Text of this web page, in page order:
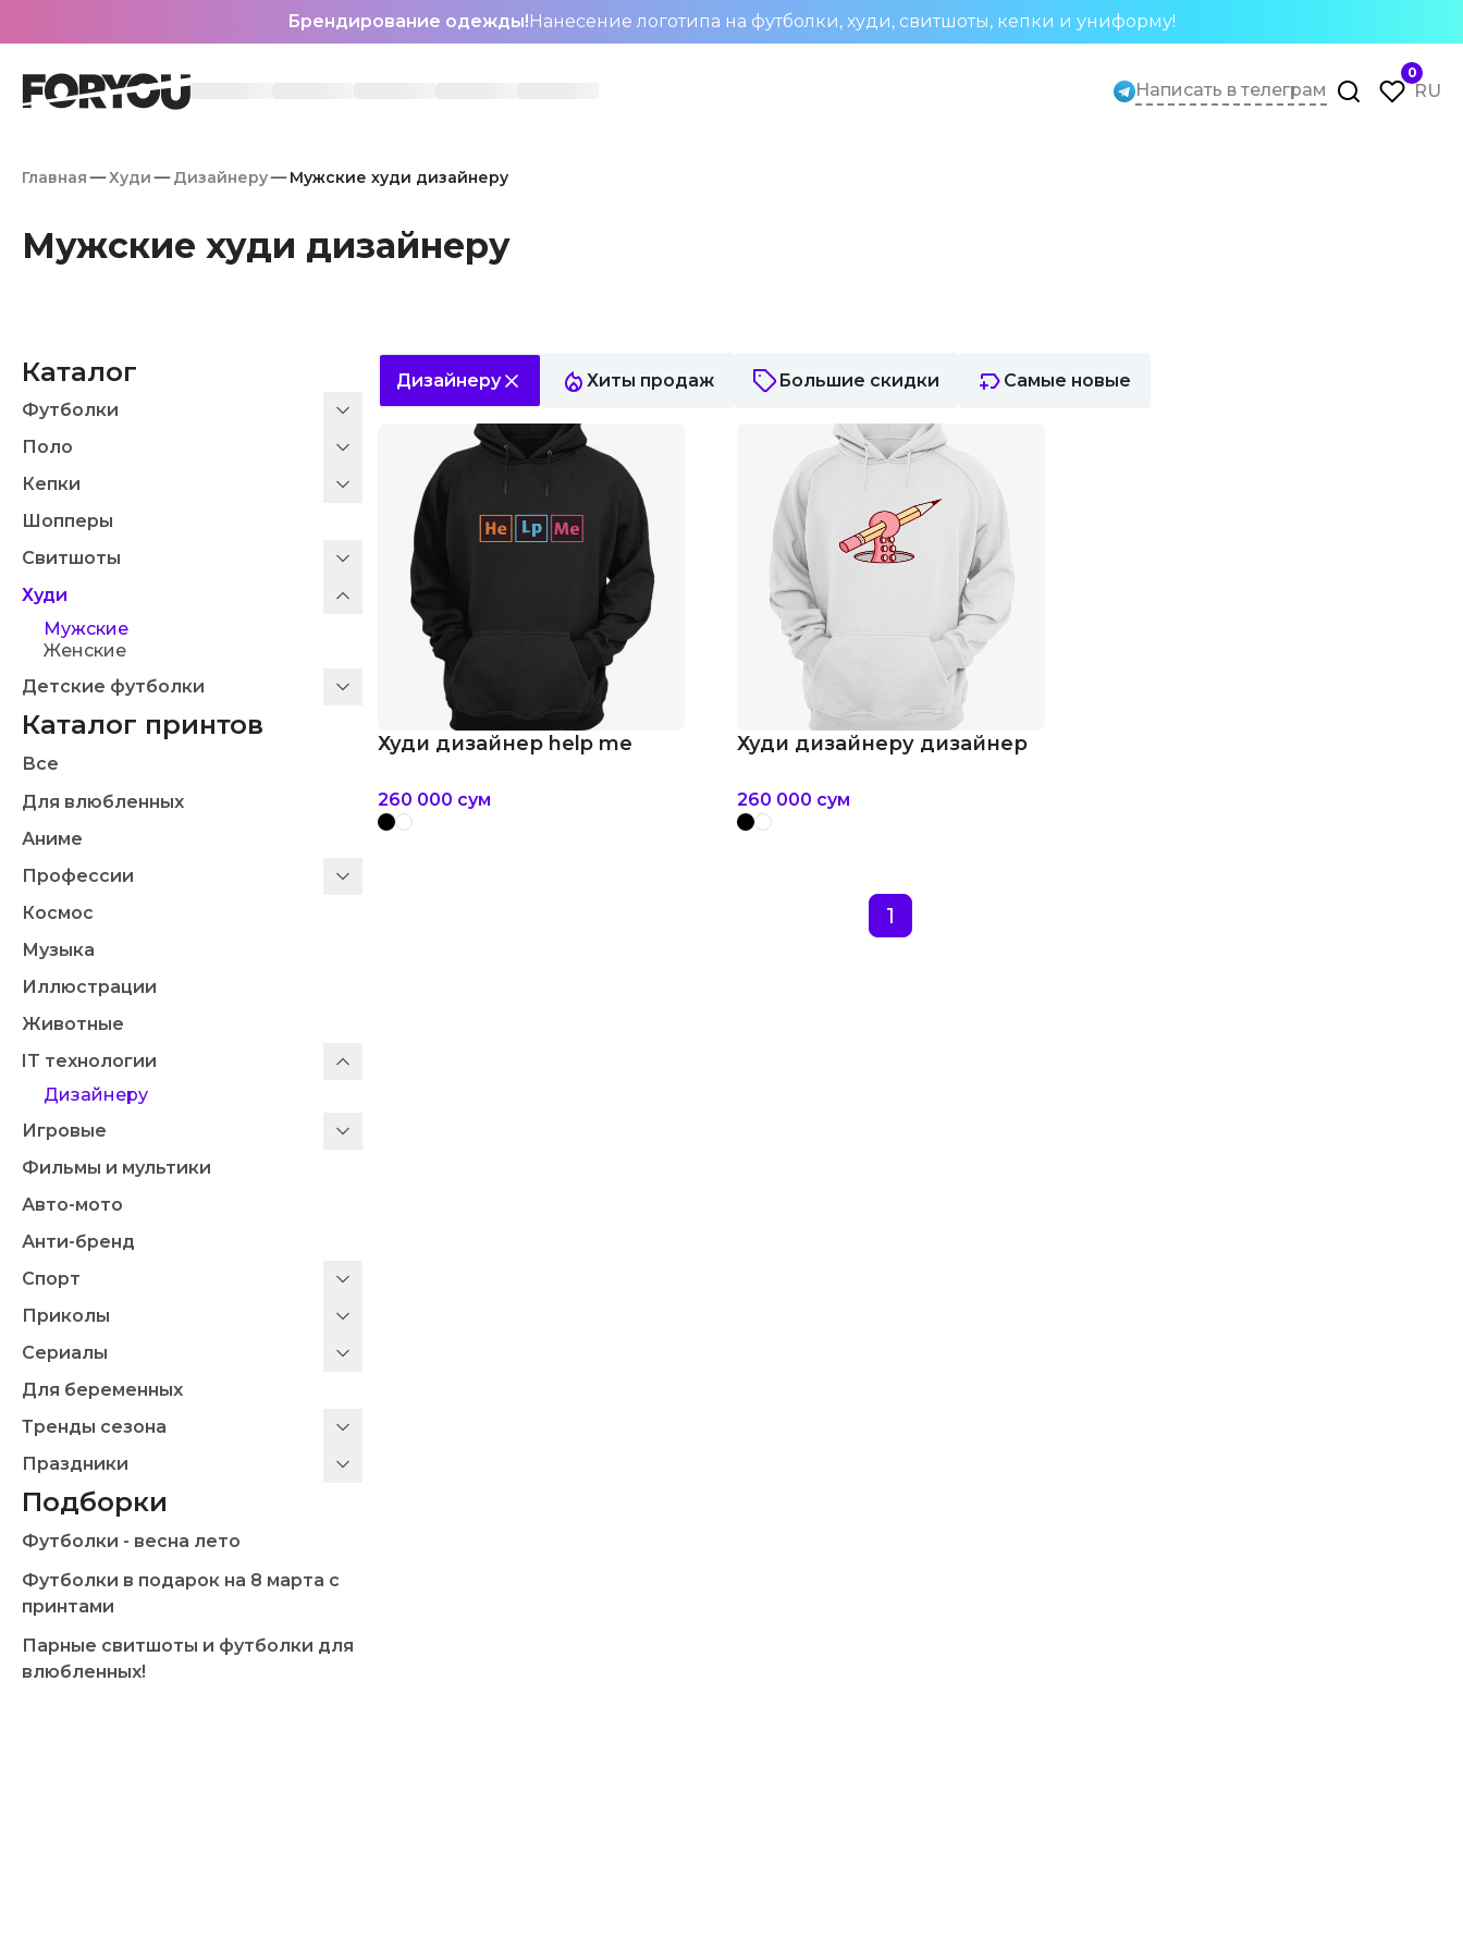
Брендирование одежды!Нанесение логотипа на футболки, худи, свитшоты, кепки и униформу!
Написать в телеграм
0
RU
Главная Худи Дизайнеру Мужские худи дизайнеру
Мужские худи дизайнеру
Каталог
Футболки
Поло
Кепки
Шопперы
Свитшоты
Худи
Мужские
Женские
Детские футболки
Каталог принтов
Все
Для влюбленных
Аниме
Профессии
Космос
Музыка
Иллюстрации
Животные
IT технологии
Дизайнеру
Игровые
Фильмы и мультики
Авто-мото
Анти-бренд
Спорт
Приколы
Сериалы
Для беременных
Тренды сезона
Праздники
Подборки
Футболки - весна лето
Футболки в подарок на 8 марта с
принтами
Парные свитшоты и футболки для
влюбленных!
Дизайнеру Хиты продаж Большие скидки Самые новые
Худи дизайнер help me
260 000 сум
Худи дизайнеру дизайнер
260 000 сум
1